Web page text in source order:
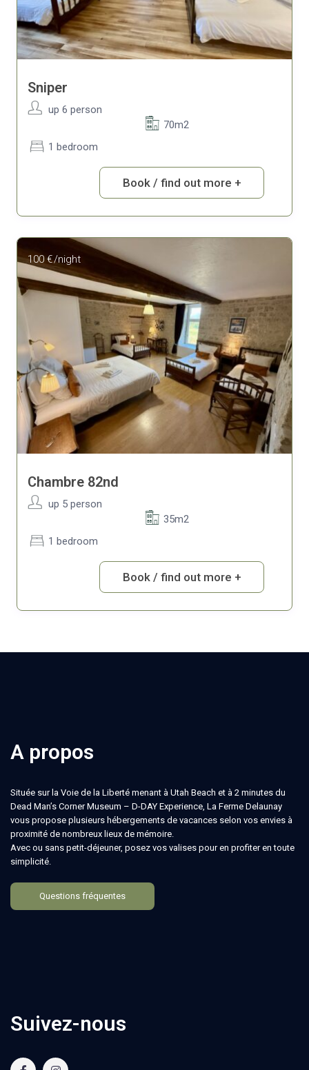
Sniper
up 6 person
70m2
1 bedroom
Book / find out more +
100 €/night
Chambre 82nd
up 5 person
35m2
1 bedroom
Book / find out more +
A propos
Située sur la Voie de la Liberté menant à Utah Beach et à 2 minutes du
Dead Man’s Corner Museum – D-DAY Experience, La Ferme Delaunay
vous propose plusieurs hébergements de vacances selon vos envies à
proximité de nombreux lieux de mémoire.
Avec ou sans petit-déjeuner, posez vos valises pour en profiter en toute
simplicité.
Questions fréquentes
Suivez-nous